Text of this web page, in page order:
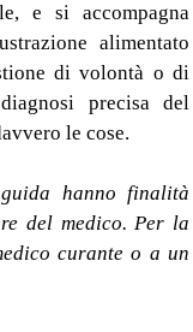
e si accompagna
alimentato
di volontà o di
precisa del
le cose.
hanno finalità
del medico. Per la
curante o a un